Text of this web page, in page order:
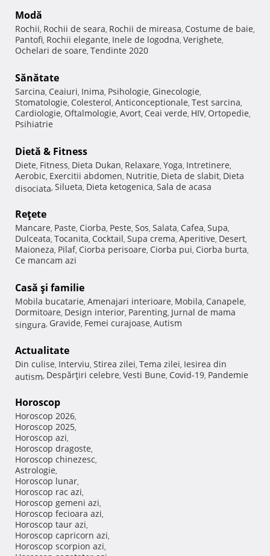
Modă
Rochii, Rochii de seara, Rochii de mireasa, Costume de baie,
Pantofi, Rochii elegante, Inele de logodna, Verighete,
Ochelari de soare, Tendinte 2020
Sănătate
Sarcina, Ceaiuri, Inima, Psihologie, Ginecologie,
Stomatologie, Colesterol, Anticonceptionale, Test sarcina,
Cardiologie, Oftalmologie, Avort, Ceai verde, HIV, Ortopedie,
Psihiatrie
Dietă & Fitness
Diete, Fitness, Dieta Dukan, Relaxare, Yoga, Intretinere,
Aerobic, Exercitii abdomen, Nutritie, Dieta de slabit, Dieta
disociata, Silueta, Dieta ketogenica, Sala de acasa
Reţete
Mancare, Paste, Ciorba, Peste, Sos, Salata, Cafea, Supa,
Dulceata, Tocanita, Cocktail, Supa crema, Aperitive, Desert,
Maioneza, Pilaf, Ciorba perisoare, Ciorba pui, Ciorba burta,
Ce mancam azi
Casă şi familie
Mobila bucatarie, Amenajari interioare, Mobila, Canapele,
Dormitoare, Design interior, Parenting, Jurnal de mama
singura, Gravide, Femei curajoase, Autism
Actualitate
Din culise, Interviu, Stirea zilei, Tema zilei, Iesirea din
autism, Despărţiri celebre, Vesti Bune, Covid-19, Pandemie
Horoscop
Horoscop 2026,
Horoscop 2025,
Horoscop azi,
Horoscop dragoste,
Horoscop chinezesc,
Astrologie,
Horoscop lunar,
Horoscop rac azi,
Horoscop gemeni azi,
Horoscop fecioara azi,
Horoscop taur azi,
Horoscop capricorn azi,
Horoscop scorpion azi,